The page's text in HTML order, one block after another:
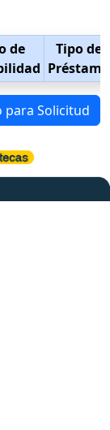
de
Tipo de
Préstamo
para Solicitud